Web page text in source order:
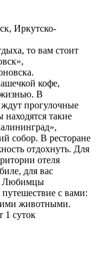
Иркутско-
то вам стоит
кофе,
В
ждут прогулочные
такие
собор. В ресторане
отдохнуть. Для
отеля
для вас
Любимцы
путешествие с вами:
животными.
1 суток